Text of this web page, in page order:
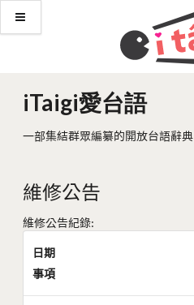
iTaigi愛台語
一部集結群眾編纂的開放台語辭典
維修公告
維修公告紀錄:
日期
事項